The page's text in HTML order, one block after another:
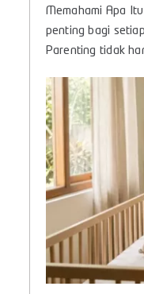
Memahami Apa
penting bagi
Parenting tidak